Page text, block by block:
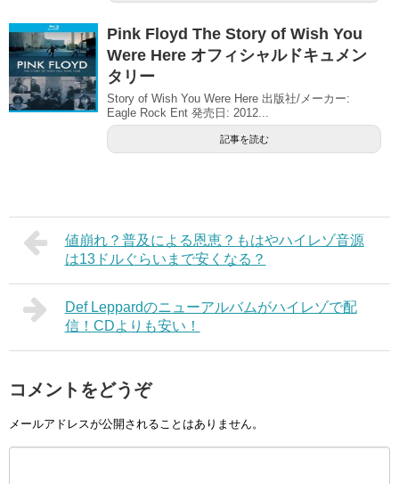
Pink Floyd The Story of Wish You
Were Here オフィシャルドキュメン
タリー
Story of Wish You Were Here 出版社/メーカー:
Eagle Rock Ent 発売日: 2012...
記事を読む
値崩れ？普及による恩恵？もはやハイレゾ音源
は13ドルぐらいまで安くなる？
Def Leppardのニューアルバムがハイレゾで配
信！CDよりも安い！
コメントをどうぞ
メールアドレスが公開されることはありません。